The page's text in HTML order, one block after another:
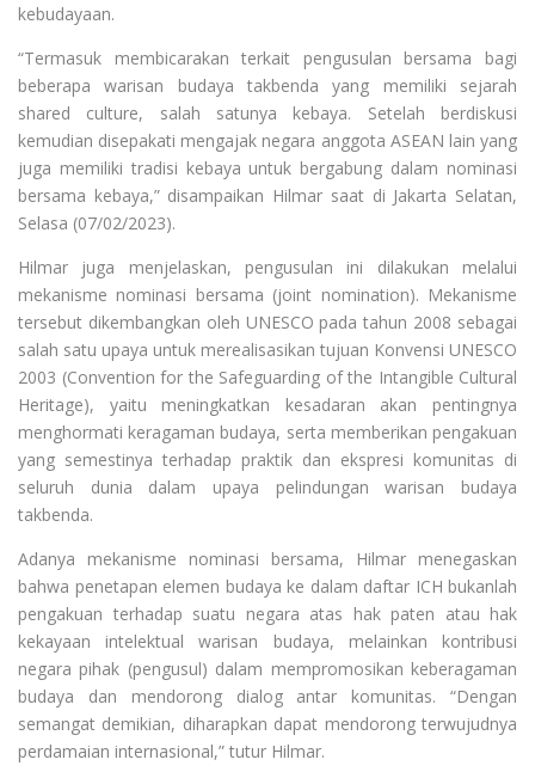
kebudayaan.
“Termasuk membicarakan terkait pengusulan bersama bagi
beberapa warisan budaya takbenda yang memiliki sejarah
shared culture, salah satunya kebaya. Setelah berdiskusi
kemudian disepakati mengajak negara anggota ASEAN lain yang
juga memiliki tradisi kebaya untuk bergabung dalam nominasi
bersama kebaya,” disampaikan Hilmar saat di Jakarta Selatan,
Selasa (07/02/2023).
Hilmar juga menjelaskan, pengusulan ini dilakukan melalui
mekanisme nominasi bersama (joint nomination). Mekanisme
tersebut dikembangkan oleh UNESCO pada tahun 2008 sebagai
salah satu upaya untuk merealisasikan tujuan Konvensi UNESCO
2003 (Convention for the Safeguarding of the Intangible Cultural
Heritage), yaitu meningkatkan kesadaran akan pentingnya
menghormati keragaman budaya, serta memberikan pengakuan
yang semestinya terhadap praktik dan ekspresi komunitas di
seluruh dunia dalam upaya pelindungan warisan budaya
takbenda.
Adanya mekanisme nominasi bersama, Hilmar menegaskan
bahwa penetapan elemen budaya ke dalam daftar ICH bukanlah
pengakuan terhadap suatu negara atas hak paten atau hak
kekayaan intelektual warisan budaya, melainkan kontribusi
negara pihak (pengusul) dalam mempromosikan keberagaman
budaya dan mendorong dialog antar komunitas. “Dengan
semangat demikian, diharapkan dapat mendorong terwujudnya
perdamaian internasional,” tutur Hilmar.